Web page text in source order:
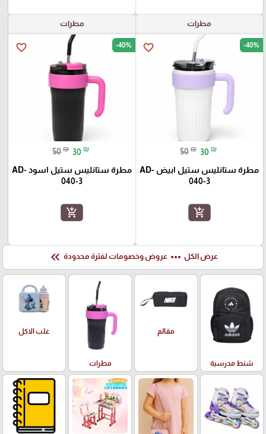
مطرات
favorite_border -40%
50 ₪ 30 ₪
مطرة ستانليس ستيل ابيض AD-
040-3
add_shopping_cart
مطرات
favorite_border -40%
50 ₪ 30 ₪
مطرة ستانليس ستيل اسود AD-
040-3
add_shopping_cart
عرض الكل more_horiz عروض وخصومات لفترة محدودة keyboard_double_arrow_left
شنط مدرسية
مقالم
مطرات
علب الاكل